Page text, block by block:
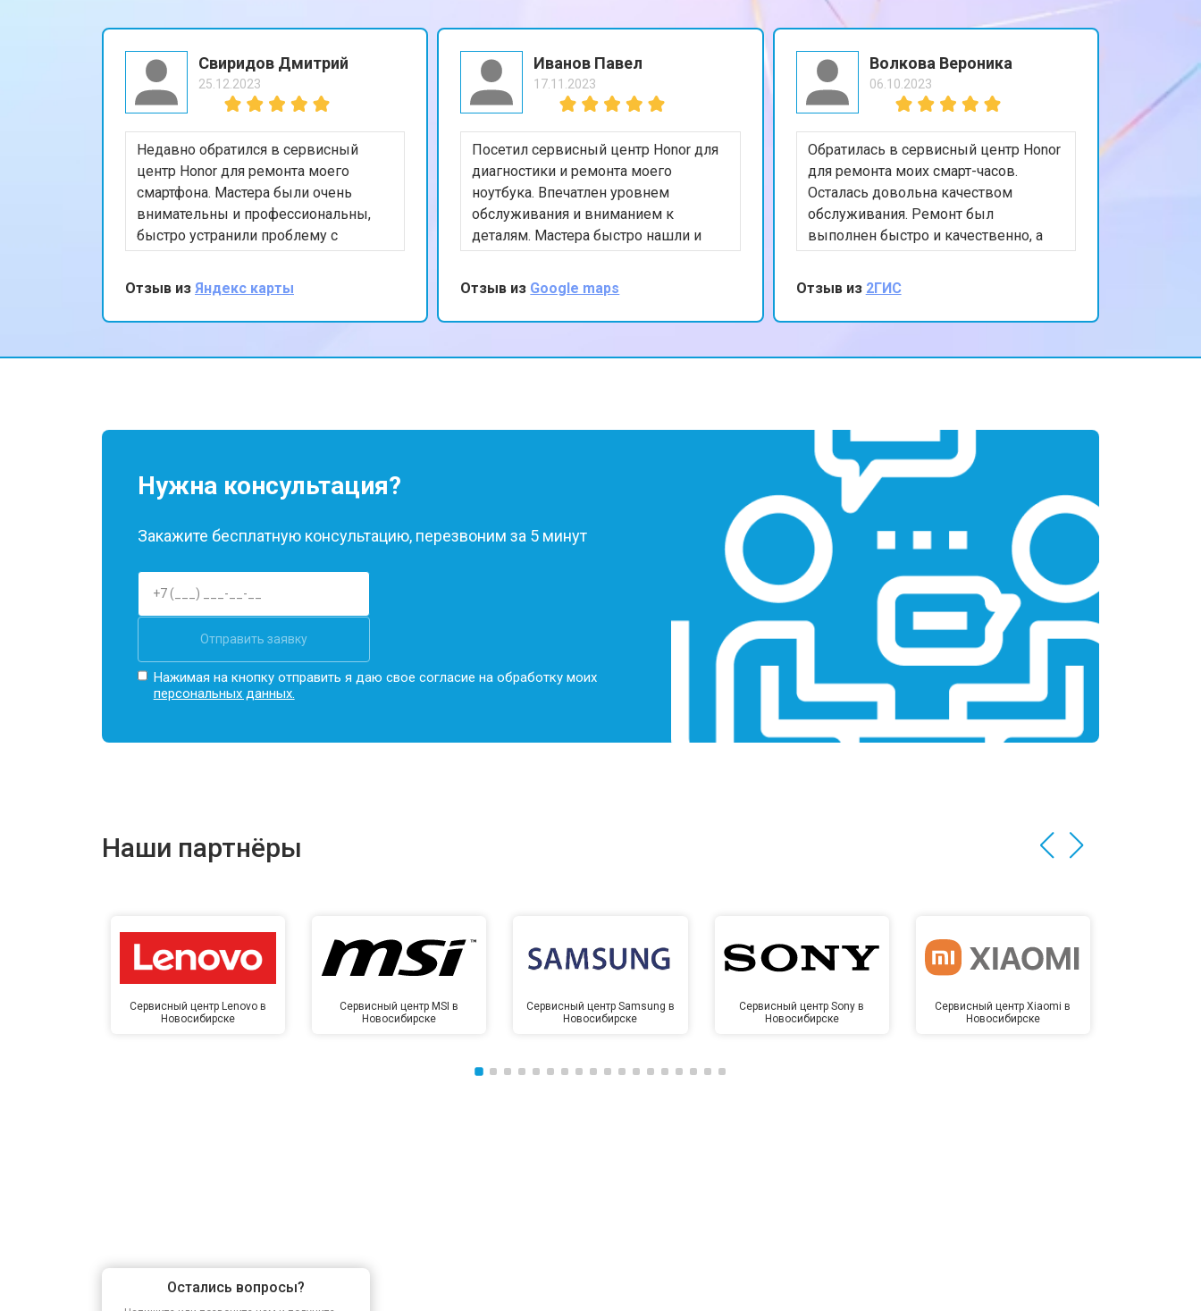
Свиридов Дмитрий
25.12.2023
Недавно обратился в сервисный
центр Honor для ремонта моего
смартфона. Мастера были очень
внимательны и профессиональны,
быстро устранили проблему с
экраном. Я впечатлён качеством
обслуживания и скоростью
выполнения работы. Мой телефон
теперь работает безупречно. Спасибо
Отзыв из Яндекс карты
Иванов Павел
17.11.2023
Посетил сервисный центр Honor для
диагностики и ремонта моего
ноутбука. Впечатлен уровнем
обслуживания и вниманием к
деталям. Мастера быстро нашли и
устранили проблему, а также
предоставили полезные советы по
уходу за устройством. Ценю ваш
профессионализм и рекомендую
Отзыв из Google maps
Волкова Вероника
06.10.2023
Обратилась в сервисный центр Honor
для ремонта моих смарт-часов.
Осталась довольна качеством
обслуживания. Ремонт был
выполнен быстро и качественно, а
персонал был очень вежлив и
отзывчив. Спасибо за вашу помощь и
внимание к клиентам!
Отзыв из 2ГИС
Нужна консультация?
Закажите бесплатную консультацию, перезвоним за 5 минут
Отправить заявку
Нажимая на кнопку отправить я даю свое согласие на обработку моих
персональных данных.
Наши партнёры
Сервисный центр Lenovo в
Новосибирске
Сервисный центр MSI в
Новосибирске
Сервисный центр Samsung в
Новосибирске
Сервисный центр Sony в
Новосибирске
Сервисный центр Xiaomi в
Новосибирске
Остались вопросы?